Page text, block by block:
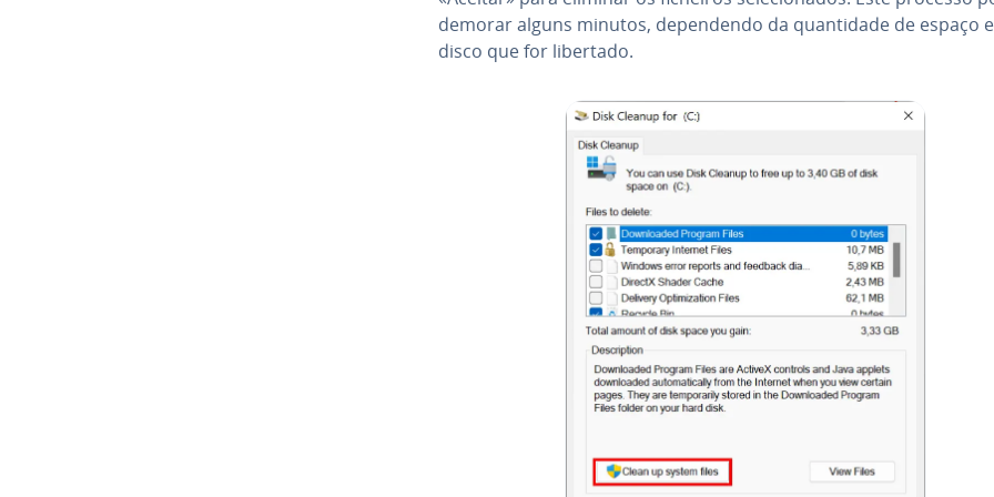
demorar alguns minutos, de­pen­dendo da quan­ti­dade de espaço
disco que for libertado.